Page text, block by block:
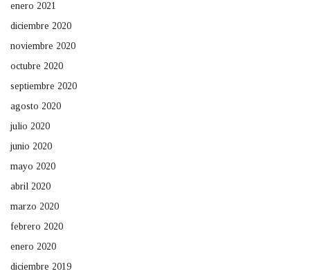
enero 2021
diciembre 2020
noviembre 2020
octubre 2020
septiembre 2020
agosto 2020
julio 2020
junio 2020
mayo 2020
abril 2020
marzo 2020
febrero 2020
enero 2020
diciembre 2019